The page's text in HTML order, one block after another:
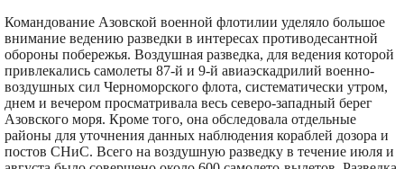
Командование Азовской военной флотилии уделяло большое
внимание ведению разведки в интересах противодесантной
обороны побережья. Воздушная разведка, для ведения которой
привлекались самолеты 87-й и 9-й авиаэскадрилий военно-
воздушных сил Черноморского флота, систематически утром,
днем и вечером просматривала весь северо-западный берег
Азовского моря. Кроме того, она обследовала отдельные
районы для уточнения данных наблюдения кораблей дозора и
постов СНиС. Всего на воздушную разведку в течение июля и